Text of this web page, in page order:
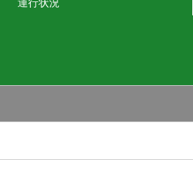
運行状況